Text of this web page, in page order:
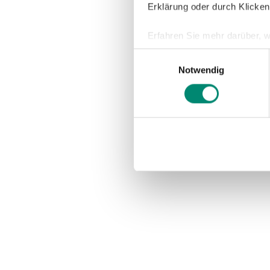
Erklärung oder durch
Erfahren Sie mehr darüber,
Einzelheitenfest.
Wir verwenden Cookies,
und die Zugriffe auf unsere
Notwendig